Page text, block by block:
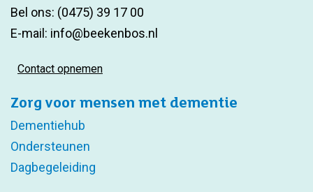
Bel ons: (0475) 39 17 00
E-mail: info@beekenbos.nl
Contact opnemen
Zorg voor mensen met dementie
Dementiehub
Ondersteunen
Dagbegeleiding